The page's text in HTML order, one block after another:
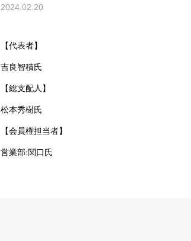
2024.02.20
【代表者】
吉良智積氏
【総支配人】
松本秀樹氏
【会員権担当者】
営業部:関口氏